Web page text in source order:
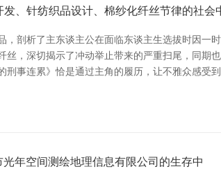
、针纺织品设计、棉纱化纤丝节律的社会
，剖析了主东谈主公在面临东谈主生选拔时因
，深切揭示了冲动举止带来的严重扫尾，同
事连累》恰是通过主角的履历，让不雅众感受
年空间测绘地理信息有限公司的生存中